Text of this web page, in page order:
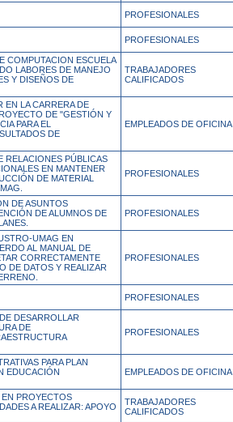
PROFESIONALES
PROFESIONALES
COMPUTACION ESCUELA
LABORES DE MANEJO
Y DISEÑOS DE
TRABAJADORES
CALIFICADOS
EN LA CARRERA DE
DE "GESTIÓN Y
PARA EL
DE
EMPLEADOS DE OFICINA
RELACIONES PÚBLICAS
EN MANTENER
DE MATERIAL
PROFESIONALES
DE ASUNTOS
DE ALUMNOS DE
PROFESIONALES
UMAG EN
AL MANUAL DE
CORRECTAMENTE
DE DATOS Y REALIZAR
PROFESIONALES
PROFESIONALES
DESARROLLAR
DE
PROFESIONALES
PARA PLAN
EDUCACIÓN
EMPLEADOS DE OFICINA
PROYECTOS
A REALIZAR: APOYO
TRABAJADORES
CALIFICADOS